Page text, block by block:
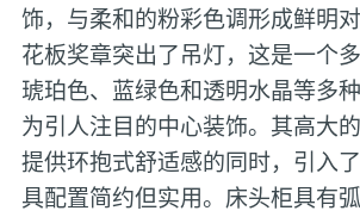
饰，与柔和的粉彩色调形成鲜明
花板奖章突出了吊灯，这是一个
琥珀色、蓝绿色和透明水晶等多
为引人注目的中心装饰。其高大
提供环抱式舒适感的同时，引入
具配置简约但实用。床头柜具有